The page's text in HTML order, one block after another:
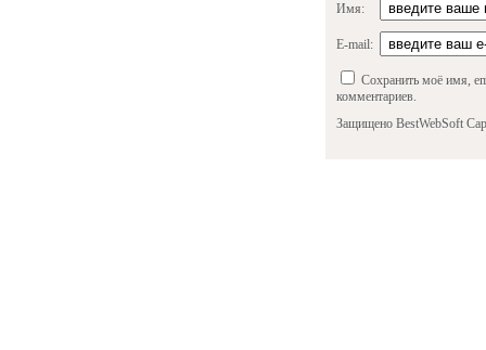
Имя:
E-mail:
Сохранить моё имя,
комментариев.
Защищено BestWebSoft